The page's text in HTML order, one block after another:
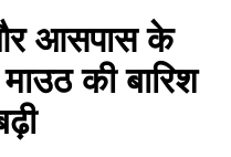
आसपास के
की बारिश